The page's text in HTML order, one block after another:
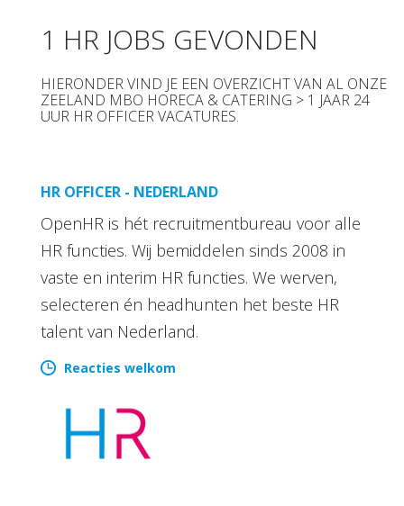
1 HR JOBS GEVONDEN
HIERONDER VIND JE EEN OVERZICHT VAN AL ONZE
ZEELAND MBO HORECA & CATERING > 1 JAAR 24
UUR HR OFFICER VACATURES.
HR OFFICER - NEDERLAND
OpenHR is hét recruitmentbureau voor alle
HR functies. Wij bemiddelen sinds 2008 in
vaste en interim HR functies. We werven,
selecteren én headhunten het beste HR
talent van Nederland.
Reacties welkom